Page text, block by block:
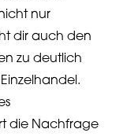
nur
dir auch den
zu deutlich
die Nachfrage